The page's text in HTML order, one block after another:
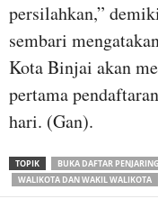
persilahkan,”
sembari
Kota Binjai akan
pertama
hari. (Gan).
TOPIK BUKA DAFTAR
WALIKOTA DAN WAKIL WALIKOTA